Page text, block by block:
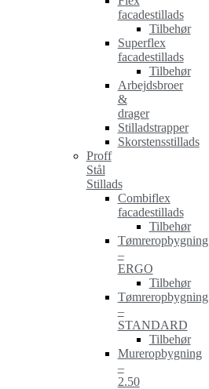
facadestillads
Tilbehør
Superflex
facadestillads
Tilbehør
Arbejdsbroer
&
drager
Stilladstrapper
Skorstensstillads
Proff
Stål
Stillads
Combiflex
facadestillads
Tilbehør
Tømreropbygning
–
ERGO
Tilbehør
Tømreropbygning
–
STANDARD
Tilbehør
Mureropbygning
–
2.50